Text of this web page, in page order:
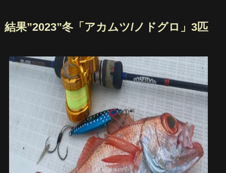
結果”2023”冬「アカムツ/ノドグロ」3匹